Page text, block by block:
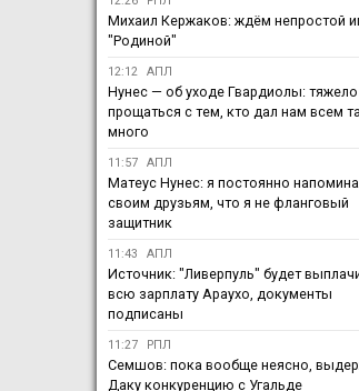
Михаил Кержаков: ждём непростой
"Родиной"
12:12 АПЛ
Нунес — об уходе Гвардиолы: тяжело
прощаться с тем, кто дал нам всем
много
11:57 АПЛ
Матеус Нунес: я постоянно
своим друзьям, что я не фланговый
защитник
11:43 АПЛ
Источник: "Ливерпуль" будет
всю зарплату Араухо, документы
подписаны
11:27 РПЛ
Семшов: пока вообще неясно,
Даку конкуренцию с Угальде